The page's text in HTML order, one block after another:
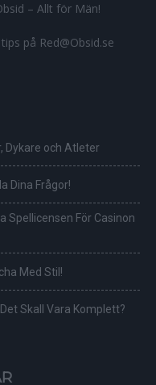
– Allt för Män!
på Red@Obsid.se
Dykare och Atleter
Dina Frågor!
Spellicensen För Casinon
Med Stil!
Skall Vara Komplett?